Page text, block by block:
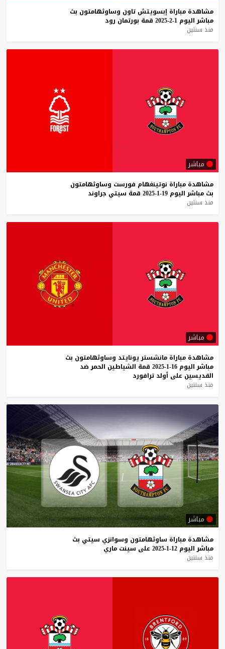
مشاهدة مباراة إبسويتش تاون وساوثهامتون بث
مباشر اليوم 1-2-2025 قمة بورتمان رود
منذ سنتين
مباشر
مشاهدة مباراة نوتينغهام فورست وساوثهامتون
بث مباشر اليوم 19-1-2025 قمة سيتي جراوند
منذ سنتين
مباشر
مشاهدة مباراة مانشستر يونايتد وساوثهامتون بث
مباشر اليوم 16-1-2025 قمة الشياطين الحمر ضد
القديسين على أولد ترافورد
منذ سنتين
مباشر
مشاهدة مباراة ساوثهامتون وسوانزي سيتي بث
مباشر اليوم 12-1-2025 على سينت ماري
منذ سنتين